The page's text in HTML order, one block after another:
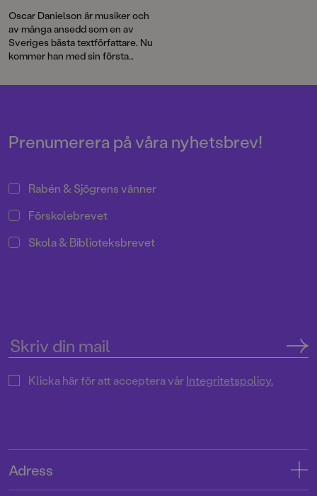
Oscar Danielson är musiker och
av många ansedd som en av
Sveriges bästa textförfattare. Nu
kommer han med sin första
musiken har en central roll.
Prenumerera på våra nyhetsbrev!
Rabén & Sjögrens vänner
Förskolebrevet
Skola & Biblioteksbrevet
Klicka här för att acceptera vårIntegritetspolicy.
Adress